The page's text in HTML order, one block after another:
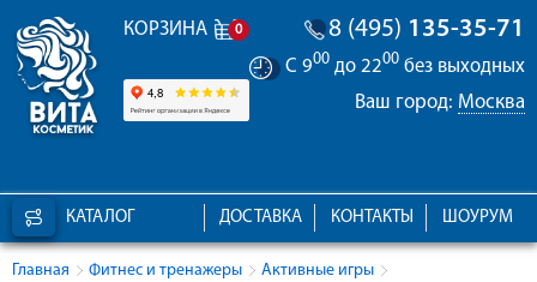
КОРЗИНА 0 8 (495) 135-35-71
С 900 до 2200 без выходных
Ваш город: Москва
КАТАЛОГ ШОУРУМ
КОНТАКТЫ
ДОСТАВКА
Главная Фитнес и тренажеры Активные игры